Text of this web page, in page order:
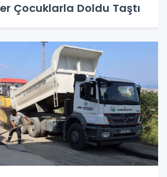
Çocuklarla Doldu Taştı